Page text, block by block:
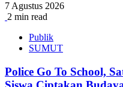
7 Agustus 2026
2 min read
Publik
SUMUT
Police Go To School,